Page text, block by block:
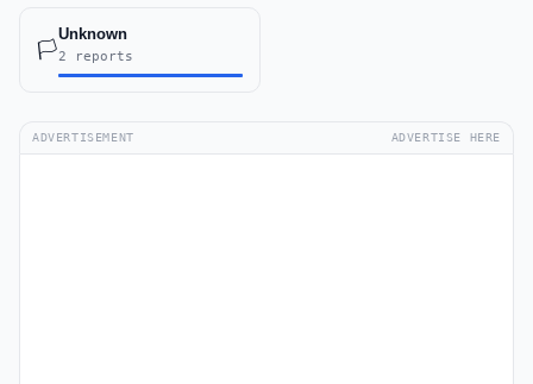
🏳️
Unknown
2 reports
ADVERTISEMENT ADVERTISE HERE